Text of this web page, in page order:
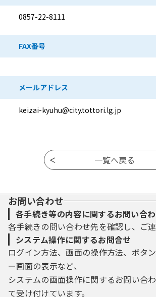
0857-22-8111
FAX番号
メールアドレス
keizai-kyuhu@city.tottori.lg.jp
お問い合わせ
各手続き等の内容に関するお問い合
各手続きの問い合わせ先を確認し、ご連
システム操作に関するお問合せ
ログイン方法、画面の操作方法、ボタ
ー画面の表示など、
システムの画面操作に関するお問い合
て受け付けています。